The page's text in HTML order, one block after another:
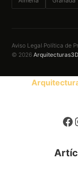
Aviso Legal·Política de
© 2026 Arquitecturas3D